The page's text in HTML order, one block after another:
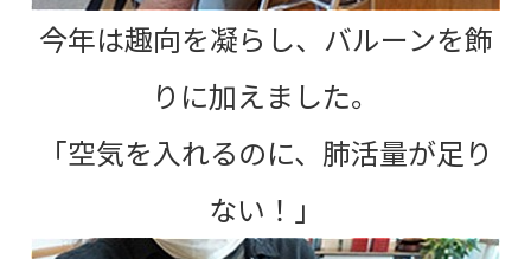
今年は趣向を凝らし、バルーンを飾
りに加えました。
「空気を入れるのに、肺活量が足り
ない！」